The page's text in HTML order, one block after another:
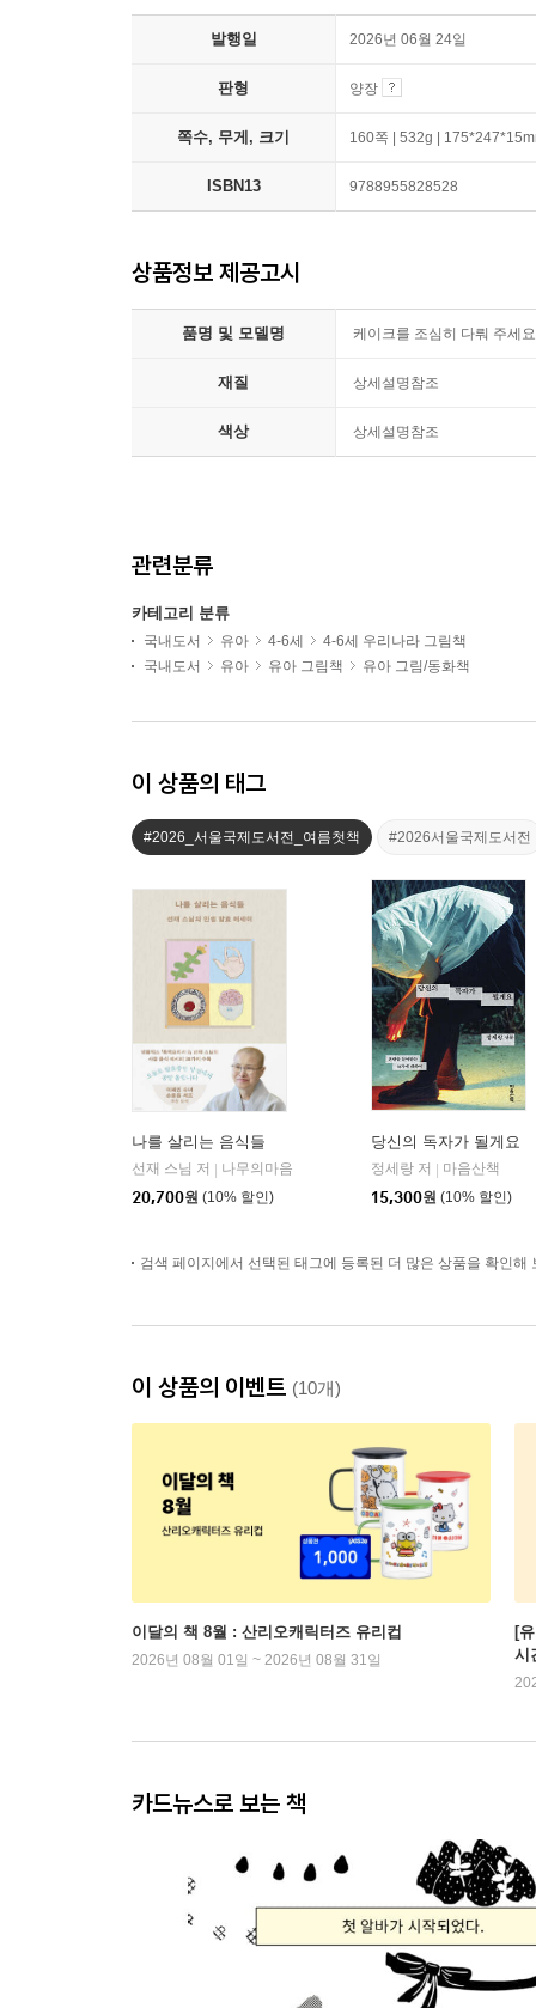
발행일 2026년 06월 24일
판형 양장
쪽수, 무게, 크기 160쪽 | 532g |
ISBN13 9788955828528
상품정보 제공고시
품명 및 모델명 케이크를 조심히 다뤄 주세요
재질 상세설명참조
색상 상세설명참조
관련분류
카테고리 분류
국내도서 유아 4-6세
4-6세 우리나라 그림책
국내도서
유아 유아 그림책 유아 그림/동화책
이 상품의 태그
#2026_서울국제도서전_여름첫책 #2026서울국제도서전
나를 살리는 음식들
선재 스님 저
나무의마음
20,700원 (10% 할인)
당신의 독자가 될게요
정세랑 저
마음산책
15,300원 (10% 할인)
검색 페이지에서 선택된 태그에 등록된 더 많은 상품을 확인해
이 상품의 이벤트 (10개)
이달의 책 8월 : 산리오캐릭터즈 유리컵
2026년 08월 01일 ~ 2026년 08월 31일
[
시
카드뉴스로 보는 책